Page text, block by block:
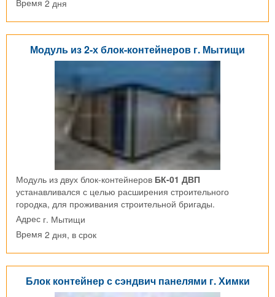
Время 2 дня
Модуль из 2-х блок-контейнеров г. Мытищи
Модуль из двух блок-контейнеров БК-01 ДВП
устанавливался с целью расширения строительного
городка, для проживания строительной бригады.
Адрес г. Мытищи
Время 2 дня, в срок
Блок контейнер с сэндвич панелями г. Химки